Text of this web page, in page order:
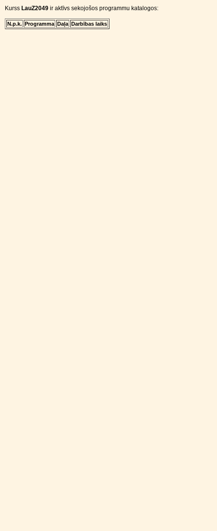
Kurss LauZ2049 ir aktīvs sekojošos programmu katalogos:
N.p.k. Programma Daļa Darbības laiks